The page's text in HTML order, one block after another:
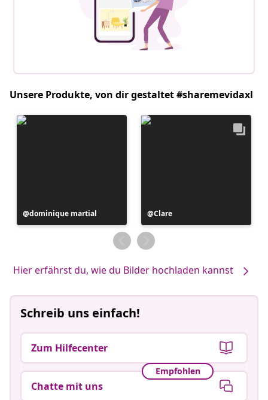
Unsere Produkte, von dir gestaltet #sharemevidaxl
Beitrag
veröffentlicht
dominique martial
Beitrag
veröffentlicht
von
Clare
Hier erfährst du, wie du Bilder hochladen kannst
Schreib uns einfach!
Zum Hilfecenter
Empfohlen
Chatte mit uns